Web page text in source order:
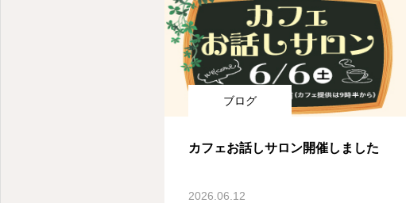
ブログ
カフェお話しサロン開催しました
2026.06.12